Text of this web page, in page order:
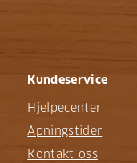
Kundeservice
Hjelpecenter
Åpningstider
Kontakt oss